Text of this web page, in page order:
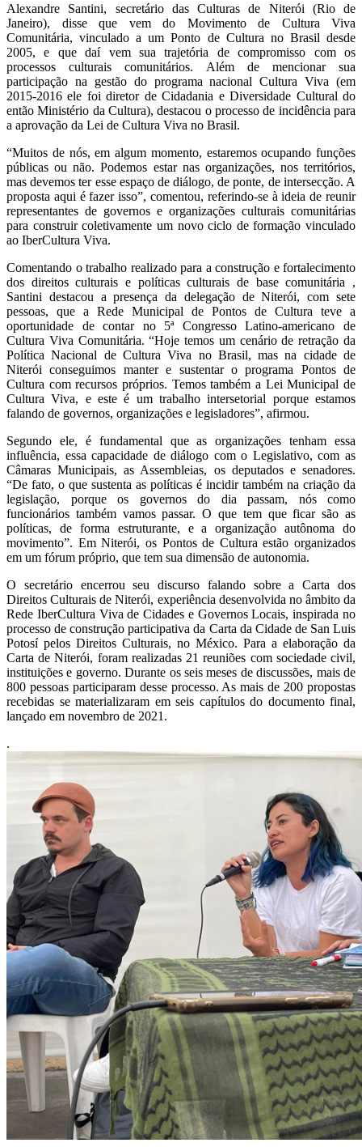
Alexandre Santini, secretário das Culturas de Niterói (Rio de
Janeiro), disse que vem do Movimento de Cultura Viva
Comunitária, vinculado a um Ponto de Cultura no Brasil desde
2005, e que daí vem sua trajetória de compromisso com os
processos culturais comunitários. Além de mencionar sua
participação na gestão do programa nacional Cultura Viva (em
2015-2016 ele foi diretor de Cidadania e Diversidade Cultural do
então Ministério da Cultura), destacou o processo de incidência para
a aprovação da Lei de Cultura Viva no Brasil.
“Muitos de nós, em algum momento, estaremos ocupando funções
públicas ou não. Podemos estar nas organizações, nos territórios,
mas devemos ter esse espaço de diálogo, de ponte, de intersecção. A
proposta aqui é fazer isso”, comentou, referindo-se à ideia de reunir
representantes de governos e organizações culturais comunitárias
para construir coletivamente um novo ciclo de formação vinculado
ao IberCultura Viva.
Comentando o trabalho realizado para a construção e fortalecimento
dos direitos culturais e políticas culturais de base comunitária ,
Santini destacou a presença da delegação de Niterói, com sete
pessoas, que a Rede Municipal de Pontos de Cultura teve a
oportunidade de contar no 5ª Congresso Latino-americano de
Cultura Viva Comunitária. “Hoje temos um cenário de retração da
Política Nacional de Cultura Viva no Brasil, mas na cidade de
Niterói conseguimos manter e sustentar o programa Pontos de
Cultura com recursos próprios. Temos também a Lei Municipal de
Cultura Viva, e este é um trabalho intersetorial porque estamos
falando de governos, organizações e legisladores”, afirmou.
Segundo ele, é fundamental que as organizações tenham essa
influência, essa capacidade de diálogo com o Legislativo, com as
Câmaras Municipais, as Assembleias, os deputados e senadores.
“De fato, o que sustenta as políticas é incidir também na criação da
legislação, porque os governos do dia passam, nós como
funcionários também vamos passar. O que tem que ficar são as
políticas, de forma estruturante, e a organização autônoma do
movimento”. Em Niterói, os Pontos de Cultura estão organizados
em um fórum próprio, que tem sua dimensão de autonomia.
O secretário encerrou seu discurso falando sobre a Carta dos
Direitos Culturais de Niterói, experiência desenvolvida no âmbito da
Rede IberCultura Viva de Cidades e Governos Locais, inspirada no
processo de construção participativa da Carta da Cidade de San Luis
Potosí pelos Direitos Culturais, no México. Para a elaboração da
Carta de Niterói, foram realizadas 21 reuniões com sociedade civil,
instituições e governo. Durante os seis meses de discussões, mais de
800 pessoas participaram desse processo. As mais de 200 propostas
recebidas se materializaram em seis capítulos do documento final,
lançado em novembro de 2021.
.